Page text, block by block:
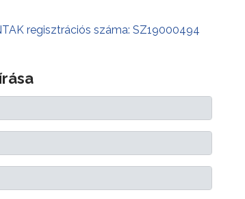
regisztrációs száma: SZ19000494